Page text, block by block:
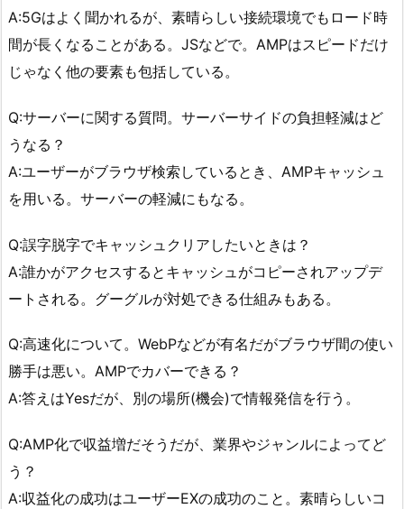
A:5Gはよく聞かれるが、素晴らしい接続環境でもロード時
間が長くなることがある。JSなどで。AMPはスピードだけ
じゃなく他の要素も包括している。
Q:サーバーに関する質問。サーバーサイドの負担軽減はど
うなる？
A:ユーザーがブラウザ検索しているとき、AMPキャッシュ
を用いる。サーバーの軽減にもなる。
Q:誤字脱字でキャッシュクリアしたいときは？
A:誰かがアクセスするとキャッシュがコピーされアップデ
ートされる。グーグルが対処できる仕組みもある。
Q:高速化について。WebPなどが有名だがブラウザ間の使い
勝手は悪い。AMPでカバーできる？
A:答えはYesだが、別の場所(機会)で情報発信を行う。
Q:AMP化で収益増だそうだが、業界やジャンルによってど
う？
A:収益化の成功はユーザーEXの成功のこと。素晴らしいコ